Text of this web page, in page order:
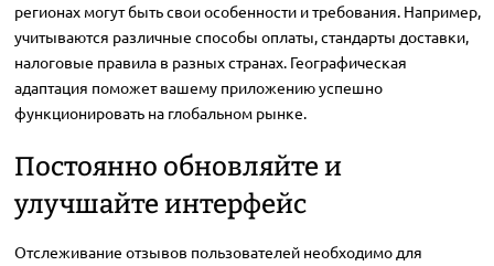
регионах могут быть свои особенности и требования. Например,
учитываются различные способы оплаты, стандарты доставки,
налоговые правила в разных странах. Географическая
адаптация поможет вашему приложению успешно
функционировать на глобальном рынке.
Постоянно обновляйте и
улучшайте интерфейс
Отслеживание отзывов пользователей необходимо для